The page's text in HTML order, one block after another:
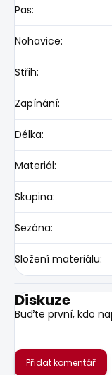
Pas:
Nohavice:
Střih:
Zapínání:
Délka:
Materiál:
Skupina:
Sezóna:
Složení materiálu:
Diskuze
Buďte první, kdo
Přidat komentář